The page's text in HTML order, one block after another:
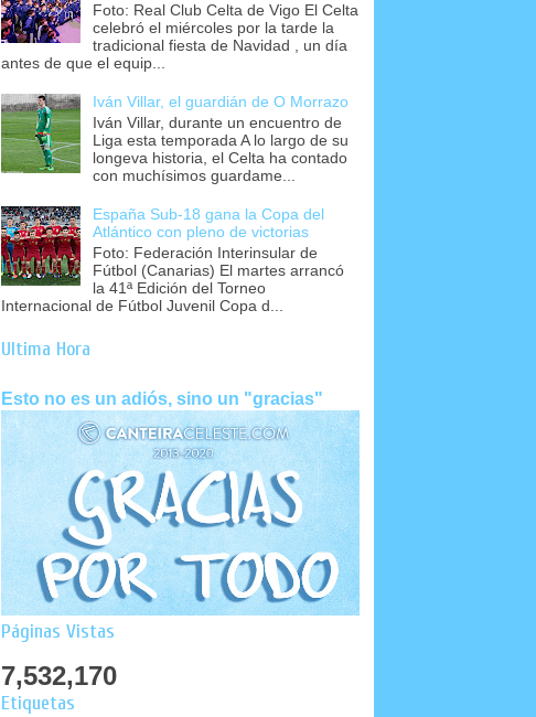
Foto: Real Club Celta de Vigo El Celta
celebró el miércoles por la tarde la
tradicional fiesta de Navidad , un día
antes de que el equip...
Iván Villar, el guardián de O Morrazo
Iván Villar, durante un encuentro de
Liga esta temporada A lo largo de su
longeva historia, el Celta ha contado
con muchísimos guardame...
España Sub-18 gana la Copa del
Atlántico con pleno de victorias
Foto: Federación Interinsular de
Fútbol (Canarias) El martes arrancó
la 41ª Edición del Torneo
Internacional de Fútbol Juvenil Copa d...
Última Hora
Esto no es un adiós, sino un "gracias"
Páginas Vistas
7,532,170
Etiquetas